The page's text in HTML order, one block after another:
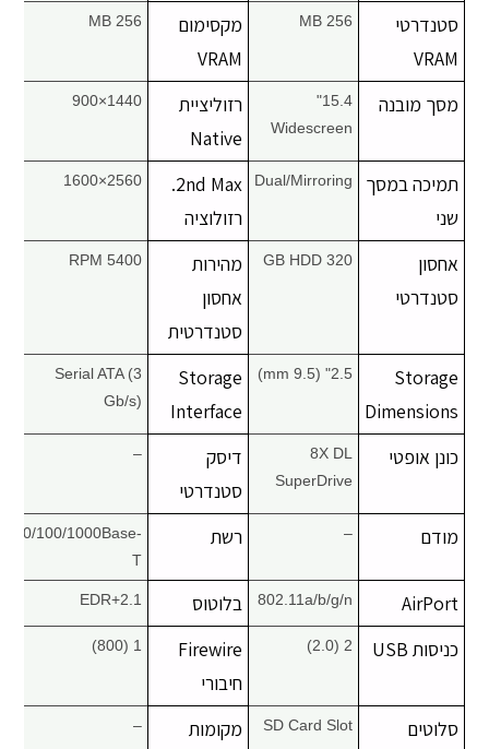
סטנדרטי
VRAM
256 MB
מקסימום
VRAM
256 MB
מסך מובנה
15.4"
Widescreen
רזוליציית
Native
1440×900
תמיכה במסך
שני
Dual/Mirroring
2nd Max.
רזולוציה
2560×1600
אחסון
סטנדרטי
320 GB HDD
מהירות
אחסון
סטנדרטית
5400 RPM
Storage
Dimensions
2.5" (9.5 mm)
Storage
Interface
Serial ATA (3
Gb/s)
כונן אופטי
8X DL
SuperDrive
דיסק
סטנדרטי
–
מודם – רשת
10/100/1000Base-
T
AirPort
802.11a/b/g/n בלוטוס 2.1+EDR
כניסות USB 2 (2.0)
Firewire
חיבורי
1 (800)
סלוטים
SD Card Slot
מקומות
–